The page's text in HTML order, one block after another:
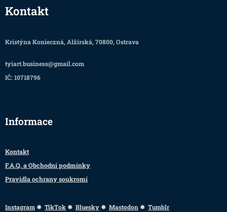
Kontakt
Kristýna Konieczná, Alžírská, 70800, Ostrava
tyiart.business@gmail.com
IČ: 10718796
Informace
Kontakt
F.A.Q. a Obchodní podmínky
Pravidla ochrany soukromí
Instagram✸ TikTok✸ Bluesky✸ Mastodon ✸ Tumblr